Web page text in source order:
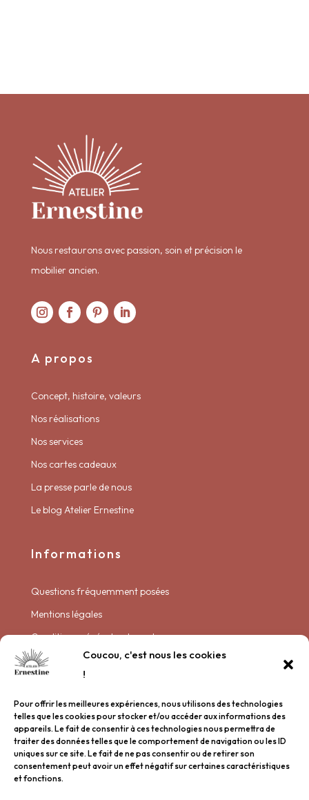
Coucou, c'est nous les cookies
!
Pour offrir les meilleures expériences, nous utilisons des technologies
telles que les cookies pour stocker et/ou accéder aux informations des
appareils. Le fait de consentir à ces technologies nous permettra de
traiter des données telles que le comportement de navigation ou les ID
uniques sur ce site. Le fait de ne pas consentir ou de retirer son
consentement peut avoir un effet négatif sur certaines caractéristiques
et fonctions.
Nous restaurons avec passion, soin et précision le
mobilier ancien.
A propos
Concept, histoire, valeurs
Nos réalisations
Nos services
Nos cartes cadeaux
La presse parle de nous
Le blog Atelier Ernestine
Informations
Questions fréquemment posées
Mentions légales
Conditions générales de vente
Politique de livraison
Plan de site
Garder contact